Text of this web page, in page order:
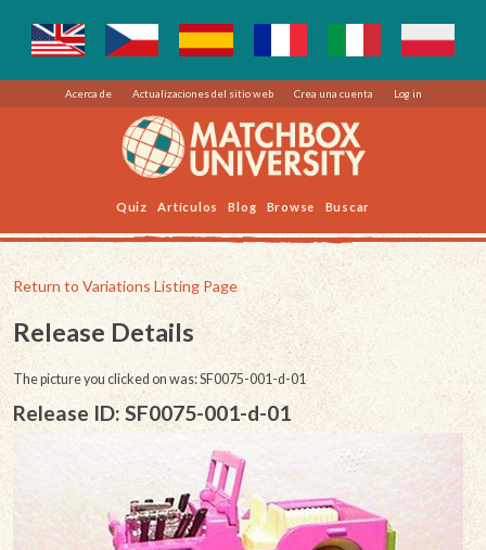
Acerca de Actualizaciones del sitio web Crea una cuenta Log in
Quiz Artículos Blog Browse Buscar
Return to Variations Listing Page
Release Details
The picture you clicked on was: SF0075-001-d-01
Release ID: SF0075-001-d-01